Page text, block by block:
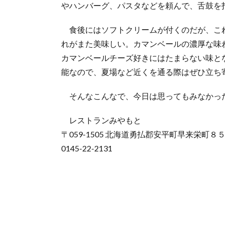
やハンバーグ、パスタなどを頼んで、舌鼓を
食後にはソフトクリームが付くのだが、
れがまた美味しい。カマンベールの濃厚な味
カマンベールチーズ好きにはたまらない味
能なので、夏場など近くを通る際はぜひ立ち
そんなこんなで、今日は思ってもみなかっ
レストランみやもと
〒059-1505 北海道勇払郡安平町早来栄町８５
0145-22-2131